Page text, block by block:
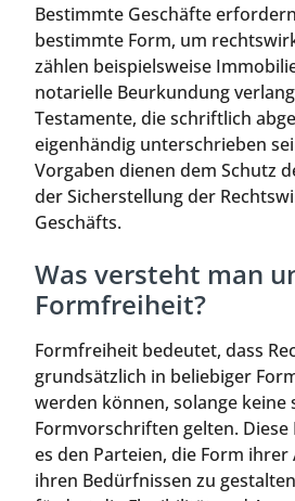
Bestimmte Geschäfte
bestimmte Form, um
zählen beispielsweise
notarielle Beurkundung
Testamente, die schriftlich
eigenhändig unterschrieben
Vorgaben dienen dem Schutz
der Sicherstellung der
Geschäfts.
Was versteht man
Formfreiheit?
Formfreiheit bedeutet, dass
grundsätzlich in beliebiger
werden können, solange keine
Formvorschriften gelten.
es den Parteien, die Form ihrer
ihren Bedürfnissen zu